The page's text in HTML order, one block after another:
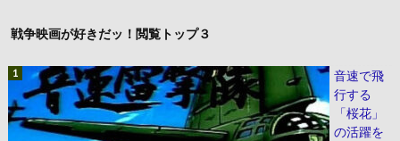
戦争映画が好きだッ！閲覧トップ３
音速で飛
行する
「桜花」
の活躍を